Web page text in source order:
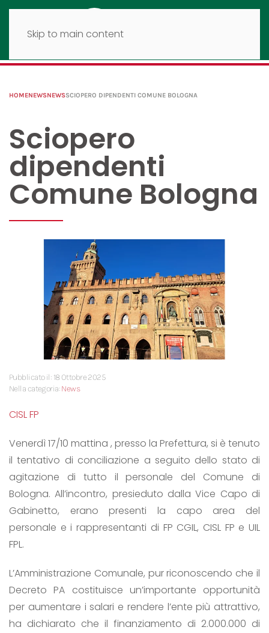
Skip to main content
HOMENEWSNEWSSCIOPERO DIPENDENTI COMUNE BOLOGNA
Sciopero
dipendenti
Comune Bologna
Pubblicato il: 18 Ottobre 2025
Nella categoria:News
CISL FP
Venerdì 17/10 mattina , presso la Prefettura, si è tenuto
il tentativo di conciliazione a seguito dello stato di
agitazione di tutto il personale del Comune di
Bologna. All’incontro, presieduto dalla Vice Capo di
Gabinetto, erano presenti la capo area del
personale e i rappresentanti di FP CGIL, CISL FP e UIL
FPL.
L’Amministrazione Comunale, pur riconoscendo che il
Decreto PA costituisce un’importante opportunità
per aumentare i salari e rendere l’ente più attrattivo,
ha dichiarato che il finanziamento di 2.000.000 di